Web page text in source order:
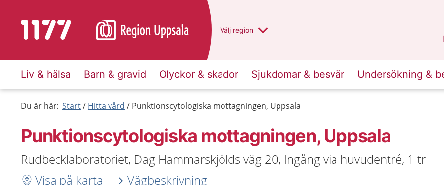
Till startsidan för 1177 Du har valt region
Välj en annan
region
Liv & hälsa Barn & gravid Olyckor & skador Sjukdomar & besvär Undersökning &
Du är här: Start Hitta vård Punktionscytologiska mottagningen, Uppsala
Punktionscytologiska mottagningen, Uppsala
Rudbecklaboratoriet, Dag Hammarskjölds väg 20, Ingång via huvudentré, 1 tr
Visa på karta
Vägbeskrivning